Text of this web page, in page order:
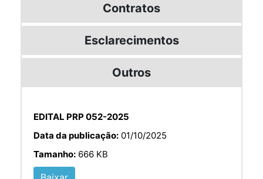
Contratos
Esclarecimentos
Outros
EDITAL PRP 052-2025
Data da publicação: 01/10/2025
Tamanho: 666 KB